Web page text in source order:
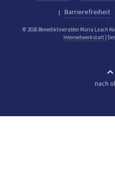
Barrierefreiheit
© 2026 Benediktinerabtei Maria Laach
Internetwerkstatt |
nach